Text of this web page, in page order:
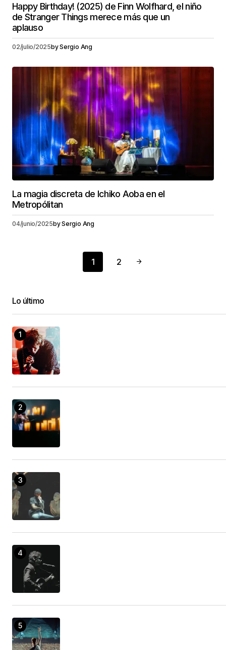
Happy Birthday! (2025) de Finn Wolfhard, el niño
de Stranger Things merece más que un
aplauso
02/julio/2025bySergio Ang
La magia discreta de Ichiko Aoba en el
Metropólitan
04/junio/2025bySergio Ang
1 2
Lo último